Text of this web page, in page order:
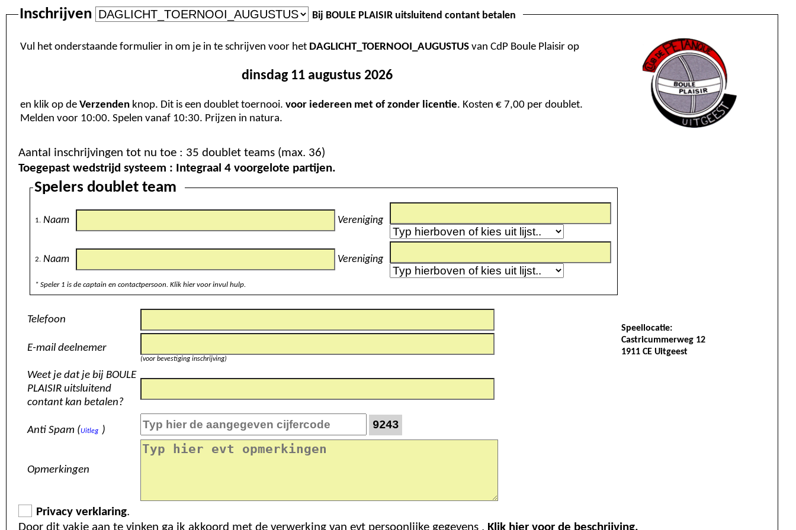
Inschrijven Bij BOULE PLAISIR uitsluitend contant betalen
Vul het onderstaande formulier in om je in te schrijven voor het DAGLICHT_TOERNOOI_AUGUSTUS van CdP Boule Plaisir op
dinsdag 11 augustus 2026
en klik op de Verzenden knop. Dit is een doublet toernooi. voor iedereen met of zonder licentie. Kosten € 7,00 per doublet.
Melden voor 10:00. Spelen vanaf 10:30. Prijzen in natura.
Aantal inschrijvingen tot nu toe : 35 doublet teams (max. 36)
Toegepast wedstrijd systeem : Integraal 4 voorgelote partijen.
Spelers doublet team
1. Naam Vereniging
2. Naam Vereniging
* Speler 1 is de captain en contactpersoon. Klik hier voor invul hulp.
Telefoon
E-mail deelnemer
(voor bevestiging inschrijving)
Weet je dat je bij BOULE
PLAISIR uitsluitend
contant kan betalen?
Anti Spam (Uitleg ) 9243
Opmerkingen
Speellocatie:
Castricummerweg 12
1911 CE Uitgeest
Privacy verklaring.
Door dit vakje aan te vinken ga ik akkoord met de verwerking van evt persoonlijke gegevens . Klik hier voor de beschrijving.